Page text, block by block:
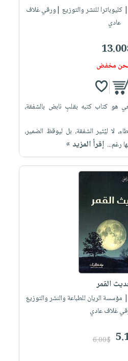
| كليوباترا للنشر والتوزيع |ورقي غلاف
عادي
مخفض
هو كتاب كتبه بقلبٍ نابض بالشفقة،
لا ليُثير الشفقة، بل ليوقظ الضمير،
رغم... إقرأ المزيد »
القمر
| مؤسسة الريان للطباعة والنشر والتوزيع
غلاف عادي
6.00$